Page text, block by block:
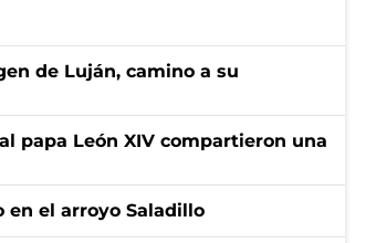
de Luján, camino a su
papa León XIV compartieron una
en el arroyo Saladillo